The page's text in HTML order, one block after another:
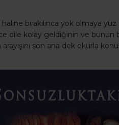
bırakılınca yok olmaya
dile kolay geldiğinin ve bunun
son ana dek okurla